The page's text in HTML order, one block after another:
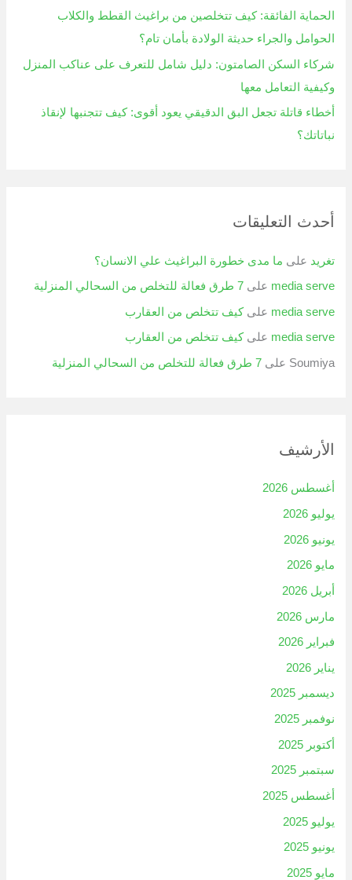
الحماية الفائقة: كيف تتخلصين من براغيث القطط والكلاب
الحوامل والجراء حديثة الولادة بأمان تام؟
شركاء السكن الصامتون: دليل شامل للتعرف على عناكب المنزل
وكيفية التعامل معها
أخطاء قاتلة تجعل البق الدقيقي يعود أقوى: كيف تتجنبها لإنقاذ
نباتاتك؟
أحدث التعليقات
تغريد على ما مدى خطورة البراغيث علي الانسان؟
media serve على7 طرق فعالة للتخلص من السحالي المنزلية
media serve علىكيف تتخلص من العقارب
media serve علىكيف تتخلص من العقارب
Soumiya على7 طرق فعالة للتخلص من السحالي المنزلية
الأرشيف
أغسطس 2026
يوليو 2026
يونيو 2026
مايو 2026
أبريل 2026
مارس 2026
فبراير 2026
يناير 2026
ديسمبر 2025
نوفمبر 2025
أكتوبر 2025
سبتمبر 2025
أغسطس 2025
يوليو 2025
يونيو 2025
مايو 2025